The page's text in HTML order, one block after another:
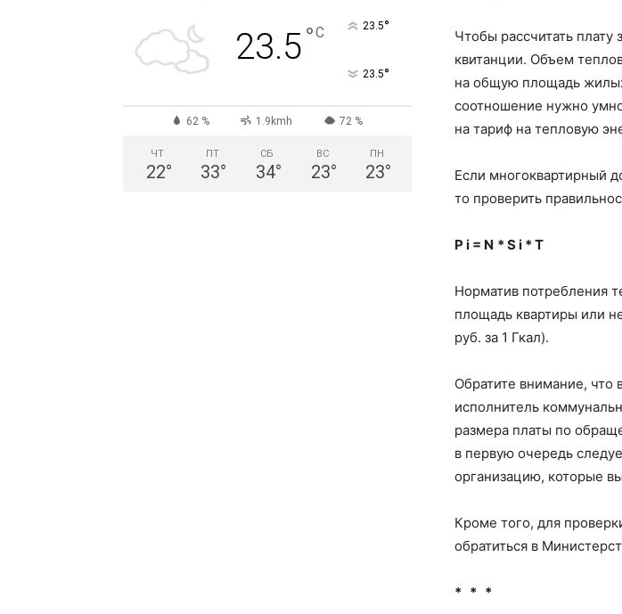
Чтобы рассчитать
квитанции. Объем
на общую площадь
соотношение нужно
на тариф на тепловую
Если многоквартирный
то проверить
P i = N * S i * Т
Норматив потребления
площадь квартиры или
руб. за 1 Гкал).
Обратите внимание, что
исполнитель
размера платы по
в первую очередь
организацию, которые
Кроме того, для
обратиться в
* * *
23.5°C 23.5°
23.5°
62 % 1.9kmh 72 %
ЧТ
22°
ПТ
33°
СБ
34°
ВС
23°
ПН
23°